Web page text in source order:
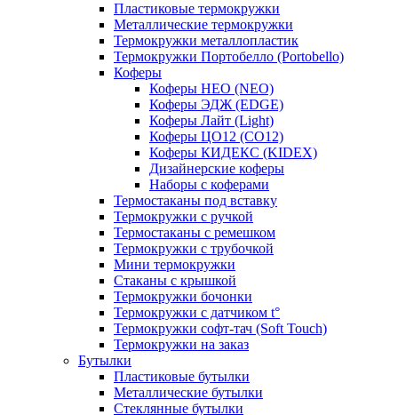
Пластиковые термокружки
Металлические термокружки
Термокружки металлопластик
Термокружки Портобелло (Portobello)
Коферы
Коферы НЕО (NEO)
Коферы ЭДЖ (EDGE)
Коферы Лайт (Light)
Коферы ЦО12 (CO12)
Коферы КИДЕКС (KIDEX)
Дизайнерские коферы
Наборы с коферами
Термостаканы под вставку
Термокружки с ручкой
Термостаканы с ремешком
Термокружки с трубочкой
Мини термокружки
Стаканы с крышкой
Термокружки бочонки
Термокружки с датчиком t°
Термокружки софт-тач (Soft Touch)
Термокружки на заказ
Бутылки
Пластиковые бутылки
Металлические бутылки
Стеклянные бутылки